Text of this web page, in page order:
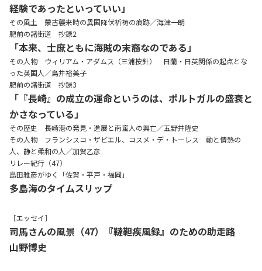
経験であったといっていい」
その風土 蒙古襲来時の異国降伏祈祷の痕跡／海津一朗
肥前の諸街道 抄録2
「本来、士庶ともに海賊の末裔なのである」
その人物 ウィリアム・アダムス（三浦按針） 日蘭・日英関係の起点とな
った英国人／鳥井裕美子
肥前の諸街道 抄録3
「『長崎』の成立の運命というのは、ポルトガルの盛衰と
かさなっている」
その歴史 長崎港の発見・進展と南蛮人の興亡／五野井隆史
その人物 フランシスコ・ザビエル、コスメ・デ・トーレス 動と情熱の
人、静と柔和の人／加賀乙彦
リレー紀行（47）
島田雅彦がゆく「佐賀・平戸・福岡」
多島海のタイムスリップ
［エッセイ］
司馬さんの風景（47）『韃靼疾風録』のための助走路
山野博史